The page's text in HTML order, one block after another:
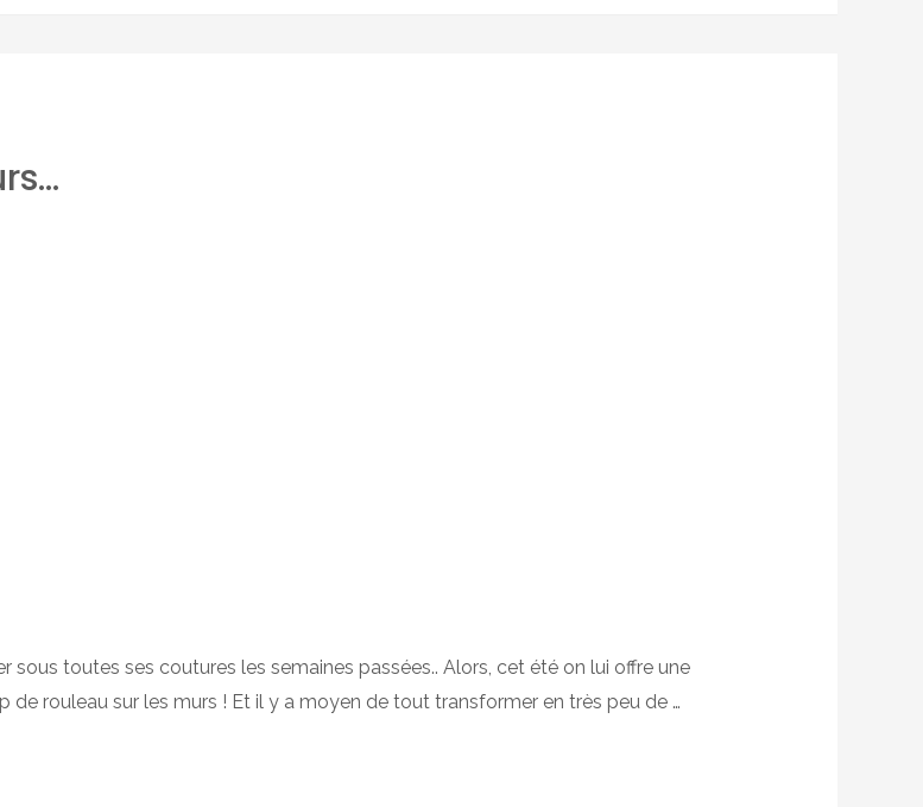
sous toutes ses coutures les semaines passées.. Alors, cet été on lui offre une
de rouleau sur les murs ! Et il y a moyen de tout transformer en très peu de …